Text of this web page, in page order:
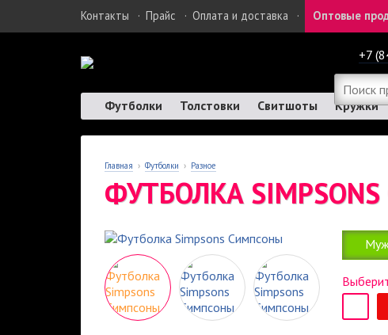
Контакты · Прайс · Оплата и доставка · Оптовые
+7
Футболки
Толстовки Свитшоты Кружки
Главная › Футболки › Разное
ФУТБОЛКА